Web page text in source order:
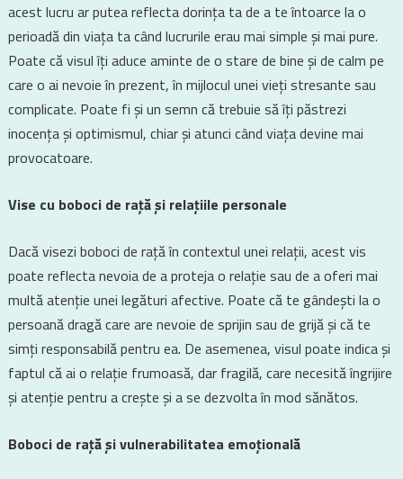
acest lucru ar putea reflecta dorința ta de a te întoarce la o
perioadă din viața ta când lucrurile erau mai simple și mai pure.
Poate că visul îți aduce aminte de o stare de bine și de calm pe
care o ai nevoie în prezent, în mijlocul unei vieți stresante sau
complicate. Poate fi și un semn că trebuie să îți păstrezi
inocența și optimismul, chiar și atunci când viața devine mai
provocatoare.
Vise cu boboci de rață și relațiile personale
Dacă visezi boboci de rață în contextul unei relații, acest vis
poate reflecta nevoia de a proteja o relație sau de a oferi mai
multă atenție unei legături afective. Poate că te gândești la o
persoană dragă care are nevoie de sprijin sau de grijă și că te
simți responsabilă pentru ea. De asemenea, visul poate indica și
faptul că ai o relație frumoasă, dar fragilă, care necesită îngrijire
și atenție pentru a crește și a se dezvolta în mod sănătos.
Boboci de rață și vulnerabilitatea emoțională